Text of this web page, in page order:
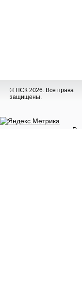
© ПСК 2026. Все права
защищены.